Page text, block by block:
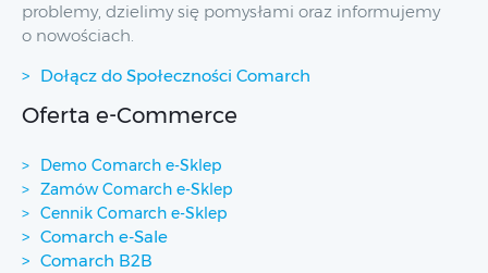
problemy, dzielimy się pomysłami oraz informujemy
o nowościach.
Dołącz do Społeczności Comarch
Oferta e-Commerce
Demo Comarch e-Sklep
Zamów Comarch e-Sklep
Cennik Comarch e-Sklep
Comarch e-Sale
Comarch B2B